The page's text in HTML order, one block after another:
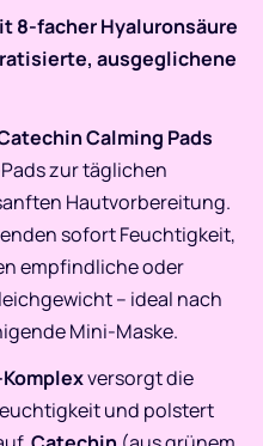
8-facher Hyaluronsäure
ausgeglichene
Calming Pads
zur täglichen
Hautvorbereitung.
sofort Feuchtigkeit,
empfindliche oder
– ideal nach
Mini-Maske.
versorgt die
und polstert